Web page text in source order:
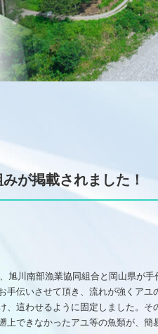
が掲載されました！
旭川南部漁業協同組合と岡山県が
伝いさせて頂き、流れが強くアユ
這わせるように固定しました。そ
できなかったアユ等の魚類が、簡